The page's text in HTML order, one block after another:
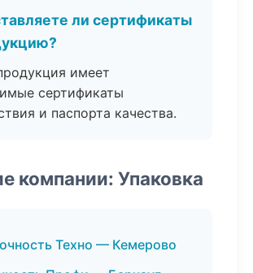
ли сертификаты
имеет
сертификаты
и паспорта качества.
компании: Упаковка
Техно — Кемерово